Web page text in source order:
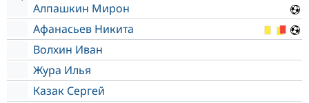
Алпашкин Мирон
Афанасьев Никита
Волхин Иван
Жура Илья
Казак Сергей